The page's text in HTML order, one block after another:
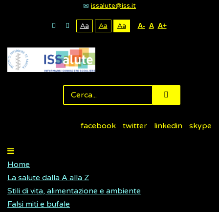
issalute@iss.it
Aa Aa Aa A- A A+
facebook twitter linkedin skype
Home
La salute dalla A alla Z
Stili di vita, alimentazione e ambiente
Falsi miti e bufale